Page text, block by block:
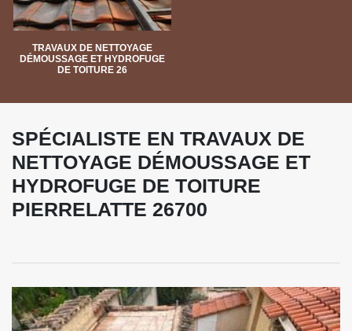
TRAVAUX DE NETTOYAGE
DÉMOUSSAGE ET HYDROFUGE
DE TOITURE 26
SPÉCIALISTE EN TRAVAUX DE
NETTOYAGE DÉMOUSSAGE ET
HYDROFUGE DE TOITURE
PIERRELATTE 26700